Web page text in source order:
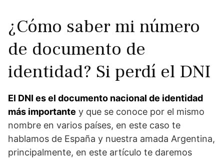
¿Cómo saber mi número
de documento de
identidad? Si perdí el DNI
El DNI es el documento nacional de identidad
más importante y que se conoce por el mismo
nombre en varios países, en este caso te
hablamos de España y nuestra amada Argentina,
principalmente, en este artículo te daremos